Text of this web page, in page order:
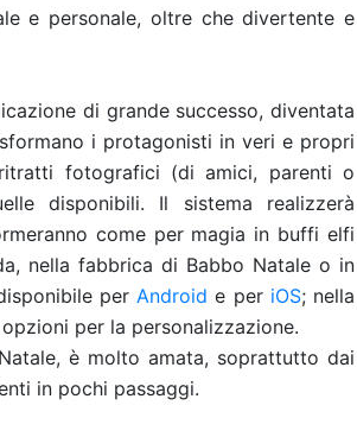
e personale, oltre che divertente e
di grande successo, diventata
i protagonisti in veri e propri
fotografici (di amici, parenti o
disponibili. Il sistema realizzerà
come per magia in buffi elfi
nella fabbrica di Babbo Natale o in
perAndroid e per iOS; nella
per la personalizzazione.
è molto amata, soprattutto dai
in pochi passaggi.